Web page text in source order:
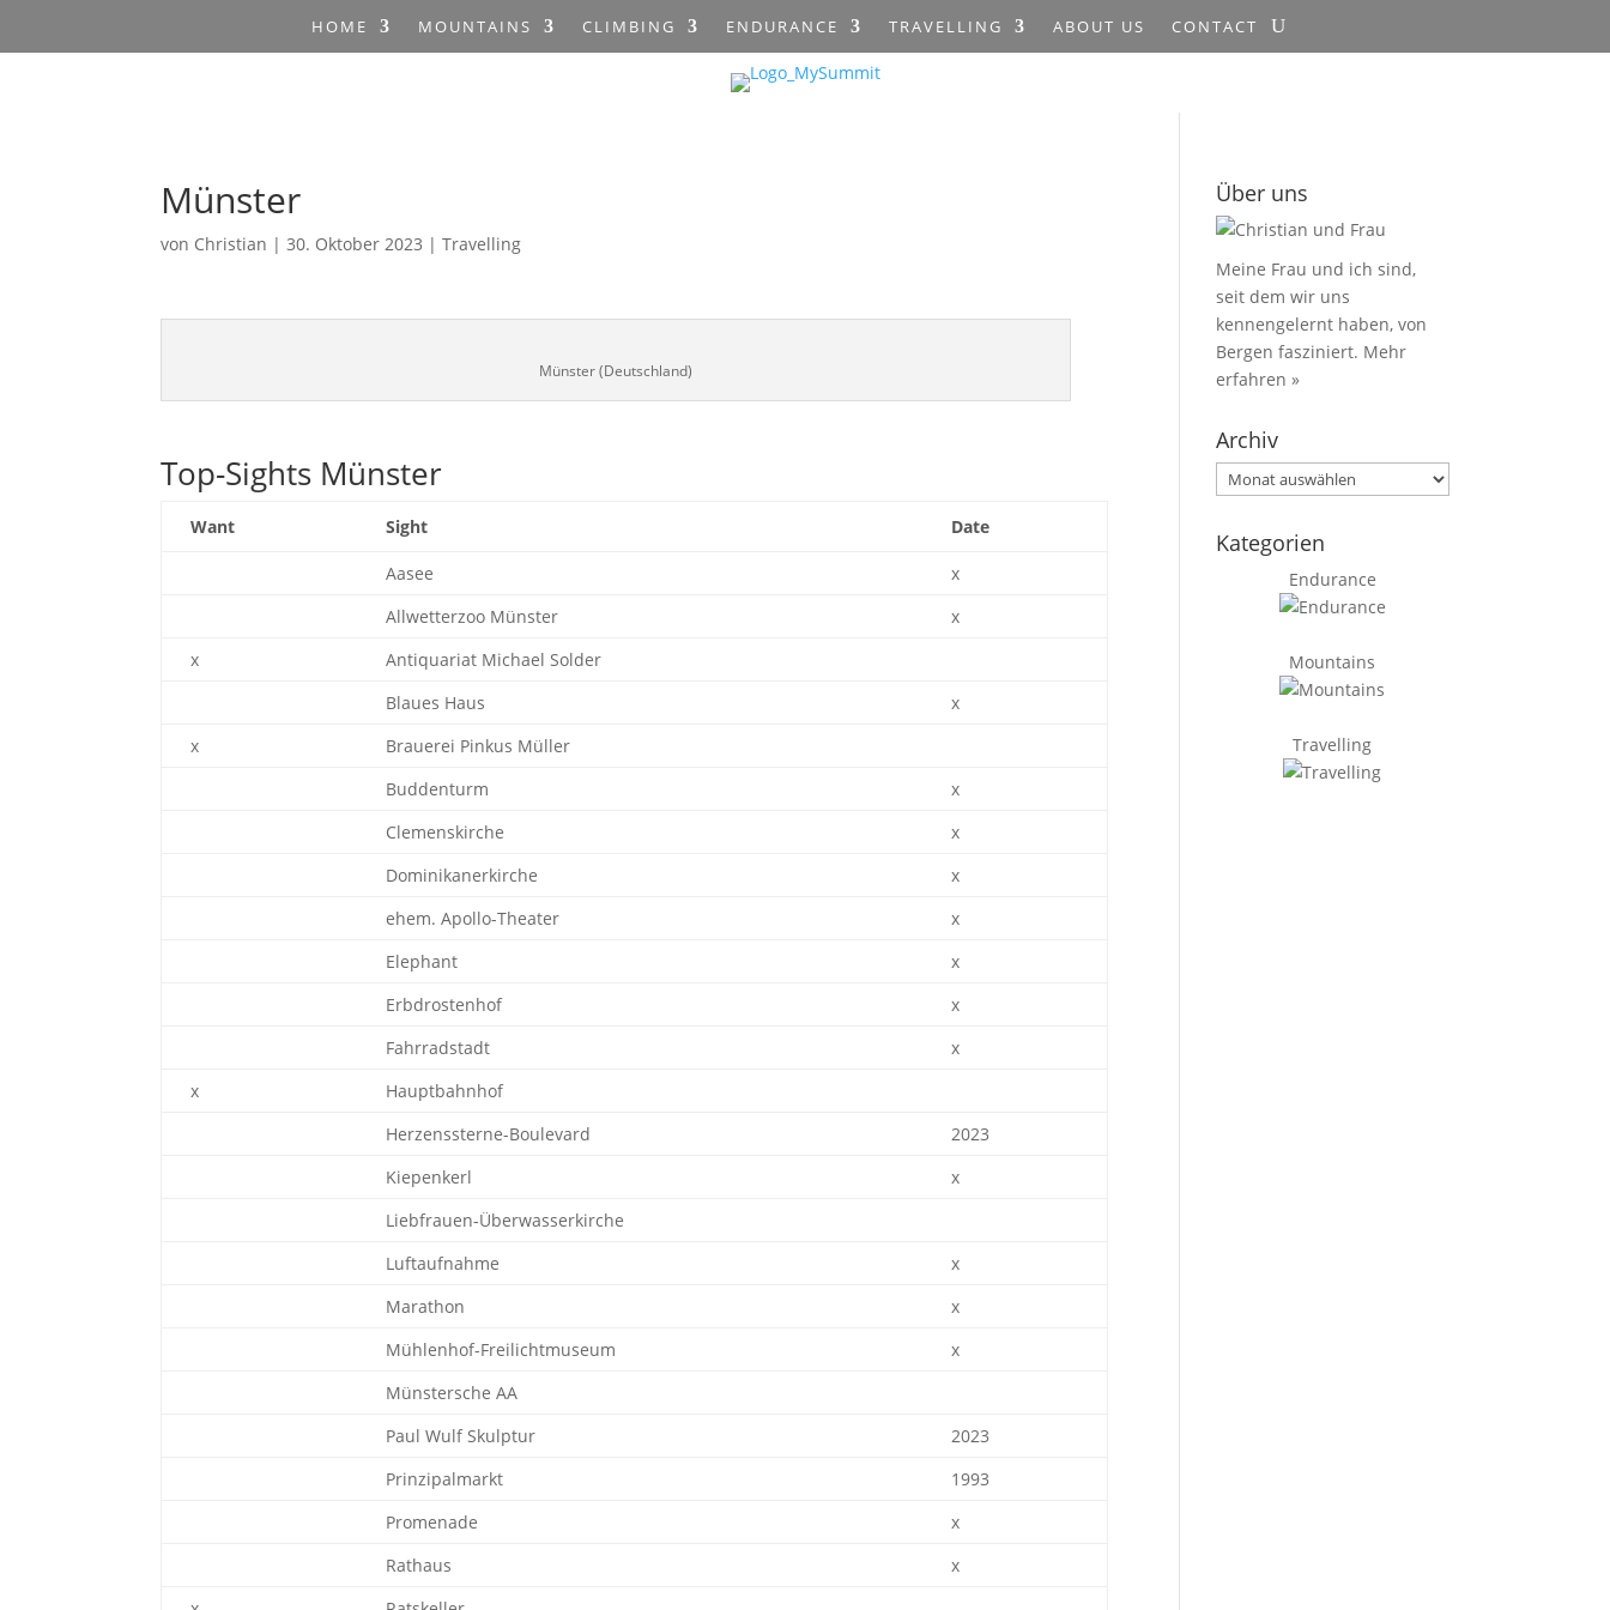
HOME MOUNTAINS CLIMBING ENDURANCE TRAVELLING ABOUT US CONTACT
Münster
von Christian |30. Oktober 2023 |Travelling
Münster (Deutschland)
Top-Sights Münster
Want Sight Date
Aasee
x
Allwetterzoo Münster
x
x
Antiquariat Michael Solder
Blaues Haus
x
x
Brauerei Pinkus Müller
Buddenturm
x
Clemenskirche
x
Dominikanerkirche
x
ehem. Apollo-Theater
x
Elephant
x
Erbdrostenhof
x
Fahrradstadt
x
x
Hauptbahnhof
Herzenssterne-Boulevard
2023
Kiepenkerl
x
Liebfrauen-Überwasserkirche
Luftaufnahme
x
Marathon
x
Mühlenhof-Freilichtmuseum
x
Münstersche AA
Paul Wulf Skulptur
2023
Prinzipalmarkt
1993
Promenade
x
Rathaus
x
Über uns
Meine Frau und ich sind,
seit dem wir uns
kennengelernt haben, von
Bergen fasziniert. Mehr
erfahren »
Archiv
Archiv
Kategorien
Endurance
Mountains
Travelling